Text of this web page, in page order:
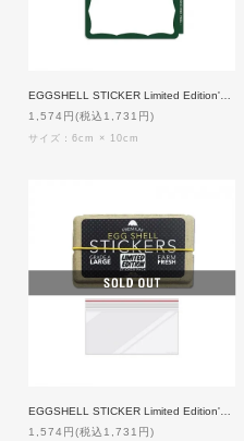
1,574円(税込1,731円)
サイズ：6cm × 10cm
1,574円(税込1,731円)